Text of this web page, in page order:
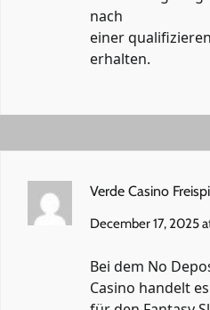
nach
einer
erhalten.
Verde Casino
December 17, 2025
Bei dem No
Casino handelt